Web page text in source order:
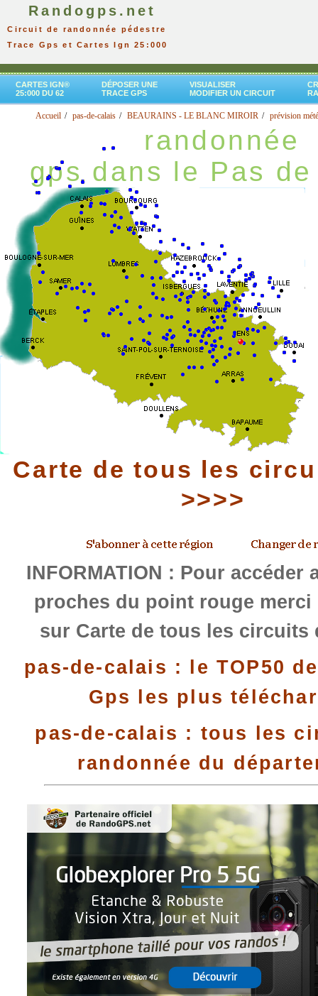
Randogps.net
Circuit de randonnée pédestre
Trace Gps et Cartes Ign 25:000
CARTES IGN®
25:000 DU 62
DÉPOSER UNE
TRACE GPS
VISUALISER
MODIFIER UN CIRCUIT
Accueil pas-de-calais BEAURAINS - LE BLANC MIROIR prévision
randonnée
gps dans le Pas
Carte de tous les
>>>>
INFORMATION : Pour accéder
proches du point rouge merci
sur Carte de tous les circuits
pas-de-calais : le TOP50
Gps les plus
pas-de-calais : tous les
randonnée du